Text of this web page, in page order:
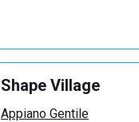
Shape Village
Appiano Gentile